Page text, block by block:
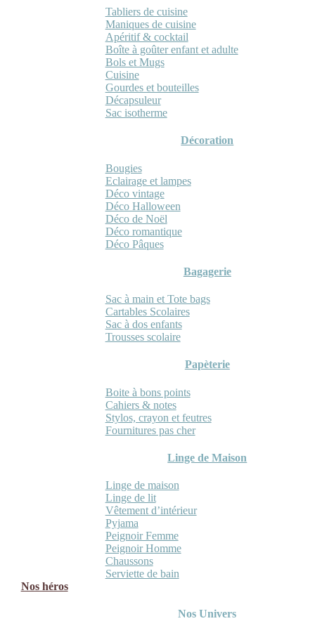
Tabliers de cuisine
Maniques de cuisine
Apéritif & cocktail
Boîte à goûter enfant et adulte
Bols et Mugs
Cuisine
Gourdes et bouteilles
Décapsuleur
Sac isotherme
Décoration
Bougies
Eclairage et lampes
Déco vintage
Déco Halloween
Déco de Noël
Déco romantique
Déco Pâques
Bagagerie
Sac à main et Tote bags
Cartables Scolaires
Sac à dos enfants
Trousses scolaire
Papèterie
Boite à bons points
Cahiers & notes
Stylos, crayon et feutres
Fournitures pas cher
Linge de Maison
Linge de maison
Linge de lit
Vêtement d’intérieur
Pyjama
Peignoir Femme
Peignoir Homme
Chaussons
Serviette de bain
Nos héros
Nos Univers